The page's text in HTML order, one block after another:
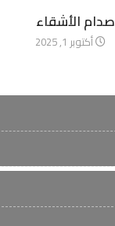
صدام الأشقاء
أكتوبر 1, 2025